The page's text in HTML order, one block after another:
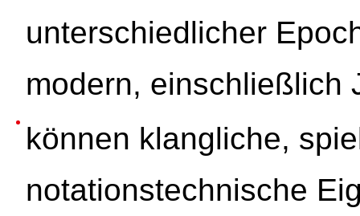
unterschiedlicher
modern, einschließlich
können klangliche,
notationstechnische